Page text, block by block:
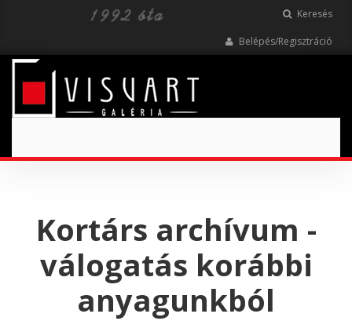
Keresés
Belépés/Regisztráció
Kortárs archívum -
válogatás korábbi
anyagunkból